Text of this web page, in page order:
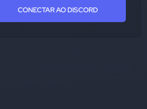
CONECTAR AO DISCORD